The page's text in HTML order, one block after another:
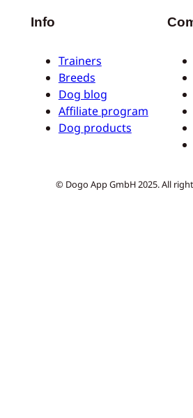
Info
Trainers
Breeds
Dog blog
Affiliate program
Dog products
© Dogo App GmbH 2025. All